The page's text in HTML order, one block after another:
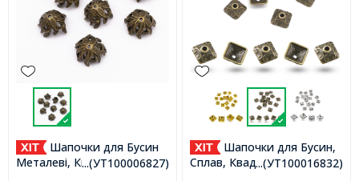
...(УТ100006827)
Шапочки для Бусин
Металеві, Квітка, Колір:
...(УТ100016832)
Шапочки для Бусин,
Сплав, Квадратні, Колір: